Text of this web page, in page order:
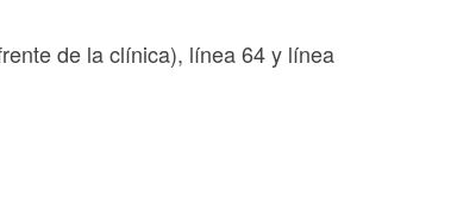
de la clínica), línea 64 y línea